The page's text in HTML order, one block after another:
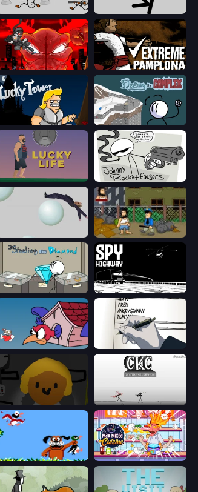
Escaping the Prison
Madness Accelerant Extreme Pamplona
Lucky Tower Fleeing the Complex
Lucky Life Johnny Rocketfingers
Hobo
Stealing the Diamond Spy Highway
Cuphead Death Note Type
Creative Kill Chamber
Duck Hunt Max Mixed Cuisine